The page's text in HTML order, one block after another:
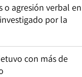
o agresión verbal en
por la
con más de